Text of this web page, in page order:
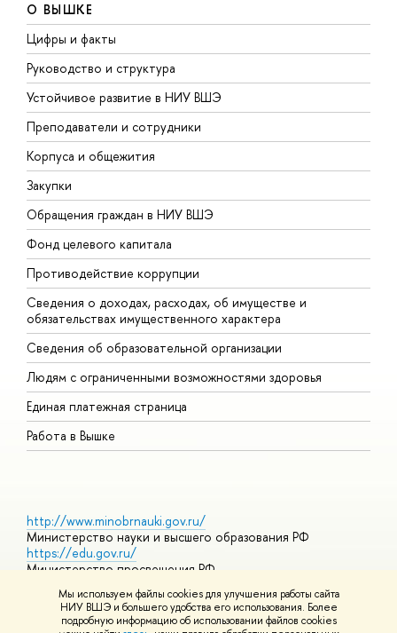
Мы используем файлы cookies для улучшения работы сайта
НИУ ВШЭ и большего удобства его использования. Более
подробную информацию об использовании файлов cookies
О ВЫШКЕ
Цифры и факты
Руководство и структура
Устойчивое развитие в НИУ ВШЭ
Преподаватели и сотрудники
Корпуса и общежития
Закупки
Обращения граждан в НИУ ВШЭ
Фонд целевого капитала
Противодействие коррупции
Сведения о доходах, расходах, об имуществе и
обязательствах имущественного характера
Сведения об образовательной организации
Людям с ограниченными возможностями здоровья
Единая платежная страница
Работа в Вышке
http://www.minobrnauki.gov.ru/
Министерство науки и высшего образования РФ
https://edu.gov.ru/
Министерство просвещения РФ
https://elearning.hse.ru/mooc
Массовые открытые онлайн-курсы